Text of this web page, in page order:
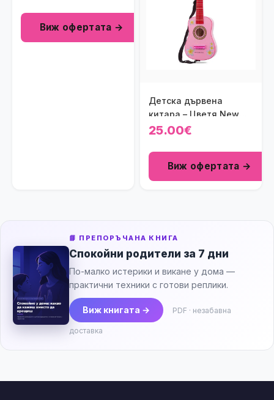
Виж офертата →
Детска дървена
китара – Цветя New
Classic Toys
25.00€
Виж офертата →
📘 ПРЕПОРЪЧАНА КНИГА
Спокойни родители за 7 дни
По-малко истерики и викане у дома —
практични техники с готови реплики.
Виж книгата → PDF · незабавна
доставка